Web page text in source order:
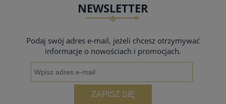
NEWSLETTER
Podaj swój adres e-mail, jeżeli chcesz otrzymywać
informacje o nowościach i promocjach.
ZAPISZ SIĘ